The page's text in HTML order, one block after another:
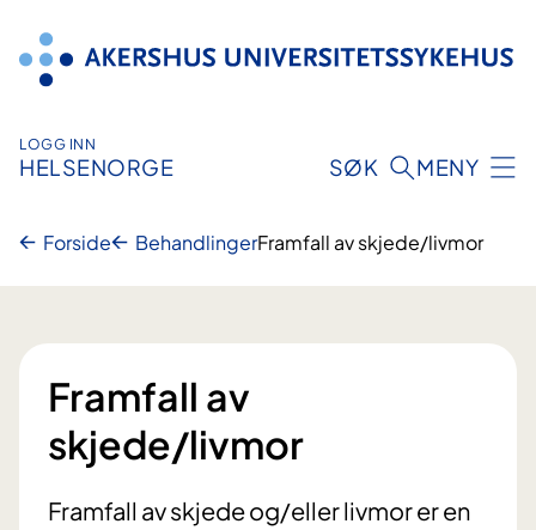
innhold
LOGG INN
HELSENORGE SØK MENY
Forside BehandlingerFramfall av skjede/livmor
Framfall av
skjede/livmor
Framfall av skjede og/eller livmor er en